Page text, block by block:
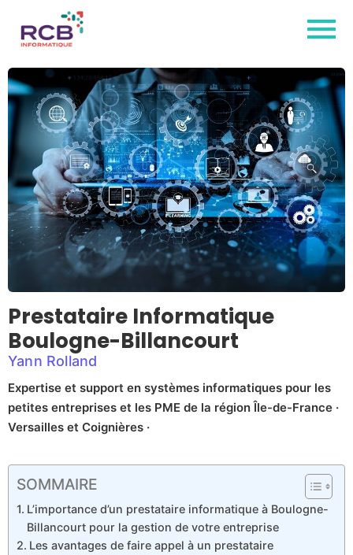
Prestataire Informatique
Boulogne-Billancourt
Yann Rolland
Expertise et support en systèmes informatiques pour les
petites entreprises et les PME de la région Île-de-France ·
Versailles et Coignières ·
SOMMAIRE
L’importance d’un prestataire informatique à Boulogne-
Billancourt pour la gestion de votre entreprise
Les avantages de faire appel à un prestataire